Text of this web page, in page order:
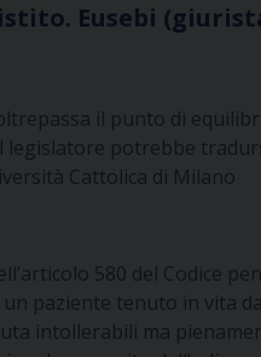
Eusebi
il punto di
potrebbe
Cattolica di Milano
580 del Codice
paziente tenuto in vita
intollerabili ma